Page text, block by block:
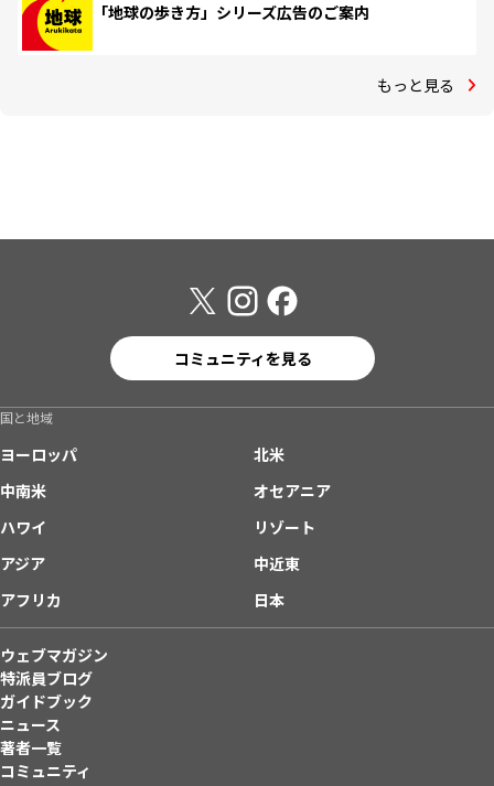
「地球の歩き方」シリーズ広告のご案内
もっと見る
コミュニティを見る
国と地域
ヨーロッパ
北米
中南米
オセアニア
ハワイ
リゾート
アジア
中近東
アフリカ
日本
ウェブマガジン
特派員ブログ
ガイドブック
ニュース
著者一覧
コミュニティ